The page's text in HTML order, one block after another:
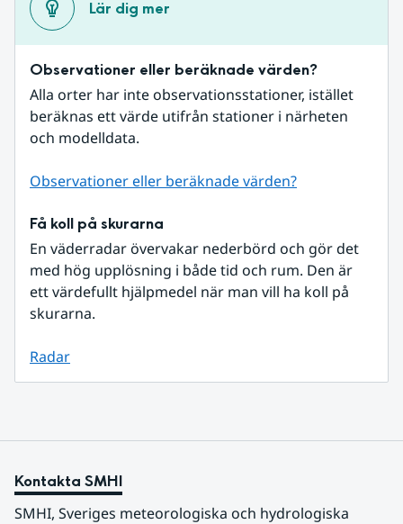
Lär dig mer
Observationer eller beräknade värden?
Alla orter har inte observationsstationer, istället
beräknas ett värde utifrån stationer i närheten
och modelldata.
Observationer eller beräknade värden?
Få koll på skurarna
En väderradar övervakar nederbörd och gör det
med hög upplösning i både tid och rum. Den är
ett värdefullt hjälpmedel när man vill ha koll på
skurarna.
Radar
Kontakta SMHI
SMHI, Sveriges meteorologiska och hydrologiska